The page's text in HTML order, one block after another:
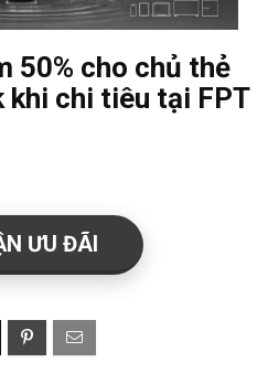
50% cho chủ thẻ
khi chi tiêu tại FPT
ƯU ĐÃI